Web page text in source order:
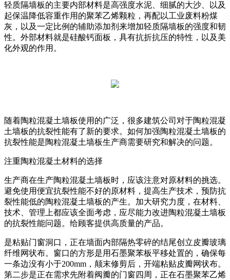
轻质隔墙板的主要内部材料是高强度水泥、细腻的大沙、以及
起保温降低容重作用的聚苯乙烯颗粒，再配以工业废料粉煤
灰，以及一定比例的辅助添加剂来增加轻质隔墙板的强度和韧
性。外部材料就是硅酸钙面板，具有抗折抗压的特性，以及美
化外观的作用。
随着陶粒混凝土墙板使用的广泛，很多建筑公司对于陶粒混凝
土墙板的抗裂性能有了新的要求。如何加强陶粒混凝土墙板的
抗裂性能是陶粒混凝土墙板生产商需要研究和解决的问题。
注重陶粒混凝土材料的选择
生产商在生产陶粒混凝土墙板时，应该注意对原材料的挑选。
避免使用便宜抗裂性能不好的原材料，提高生产技术，预防抗
裂性能低的陶粒混凝土墙板的产生。加大研究力度，在材料、
技术、管理上都应该全面考虑，应尽能力改进陶粒混凝土墙板
的抗裂性能问题。给顾客提供高质量的产品。
是粘贴门窗洞口，正在墙面内部隔热零碎的结尾创立皮瓣玻璃
纤维网状布。窗口的方形是用石墨聚苯板平移处置的，确保每
一条边没有小于200mm，颠末修剪后，开端粘贴皮瓣网状布。
第二步是正在需求先附着阀瓣的门窗四周，正在石墨聚苯乙烯